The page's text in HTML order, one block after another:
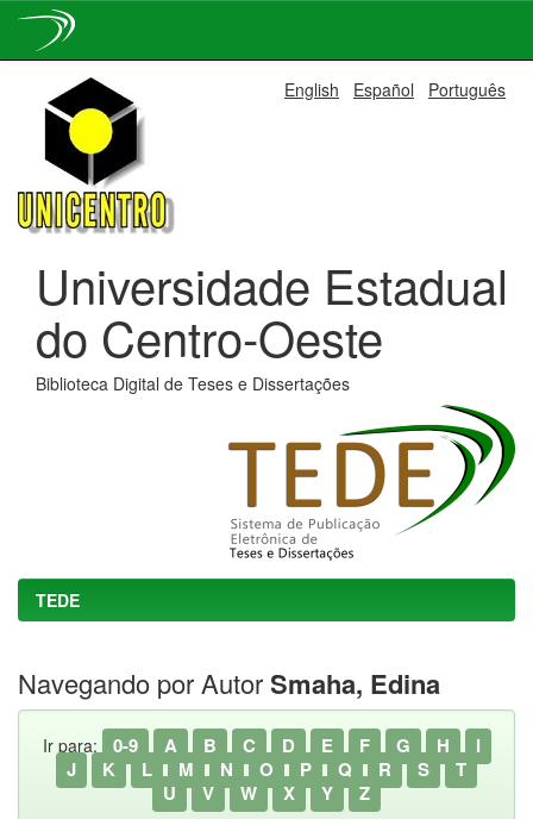
navigation
English Español Português
Universidade Estadual
do Centro-Oeste
Biblioteca Digital de Teses e Dissertações
TEDE
Navegando por AutorSmaha, Edina
Ir para: 0-9 A B C D E F G H
I
J
K L M N O P Q R S
T
U
V W X Y Z